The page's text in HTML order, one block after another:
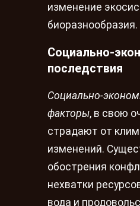
изменение
биоразнообразия.
Социально-
последствия
Социально-
факторы, в свою
страдают от
изменений.
обострения
нехватки
вода и